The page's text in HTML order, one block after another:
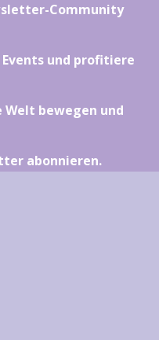
Community
Events und profitiere
Welt bewegen und
abonnieren.